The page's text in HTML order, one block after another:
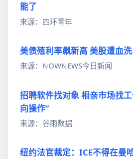
能了
来源：四环青年
美债殖利率飙新高 美股遭血
来源：NOWNEWS今日新闻
招聘软件找对象 相亲市场找
向操作”
来源：谷雨数据
纽约法官裁定：ICE不得在曼